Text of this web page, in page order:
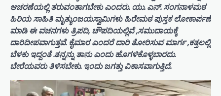
ಆಚರಣೆಯಲ್ಲಿ ತರುವಂತಾಗಬೇಕು ಎಂದರು. ಯು. ಎನ್. ಸಂಗನಾಳಮಠ
ಹಿರಿಯ ಸಾಹಿತಿ ಮೃತ್ಯುಂಜಯಸ್ವಾಮಿಗಳು ಹಿರೇಮಠ ಪುಸ್ತಕ ಲೋಕಾರ್ಪಣೆ
ಮಾಡಿ ಈ ವಚನಗಳು ತ್ರಿಪದಿ, ಚೌಪದಿಯಲ್ಲಿವೆ ,ಸಮುದಾಯಕ್ಕೆ
ದಾರಿದೀಪವಾಗುತ್ತವೆ. ಕೈಮಾರ ಎಂದರೆ ದಾರಿ ತೋರಿಸುವ ಮಾರ್ಗ ,ಕತ್ತಲಲ್ಲಿ
ಬೆಳಕು ಇದ್ದಂತೆ .ತನ್ನನ್ನು ತಾನು ಎಂದು ಹೊಗಳಿಕೊಳ್ಳಬಾರದು.
ಬೇರೆಯವರು ತಿಳಿಸಬೇಕು. ಇಂದು ಜಗತ್ತು ವಿಕಾಸವಾಗುತ್ತಿದೆ.